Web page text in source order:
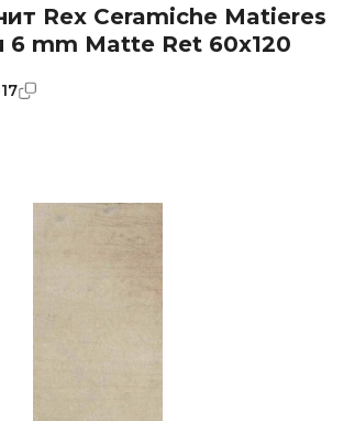
Rex Ceramiche Matieres
6 mm Matte Ret 60x120